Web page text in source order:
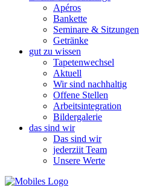
Apéros
Bankette
Seminare & Sitzungen
Getränke
gut zu wissen
Tapetenwechsel
Aktuell
Wir sind nachhaltig
Offene Stellen
Arbeitsintegration
Bildergalerie
das sind wir
Das sind wir
jederziit Team
Unsere Werte